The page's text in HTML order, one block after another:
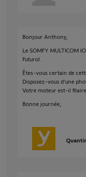
Bonjour Anthony,
Le SOMFY MULTICOM
Futurol.
Êtes-vous certain de
Disposez-vous d’une
Votre moteur est-il
Bonne journée,